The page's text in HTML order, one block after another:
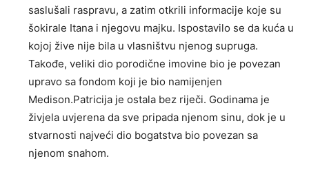
saslušali raspravu, a zatim otkrili informacije koje su
šokirale Itana i njegovu majku. Ispostavilo se da kuća u
kojoj žive nije bila u vlasništvu njenog supruga.
Takođe, veliki dio porodične imovine bio je povezan
upravo sa fondom koji je bio namijenjen
Medison.Patricija je ostala bez riječi. Godinama je
živjela uvjerena da sve pripada njenom sinu, dok je u
stvarnosti najveći dio bogatstva bio povezan sa
njenom snahom.